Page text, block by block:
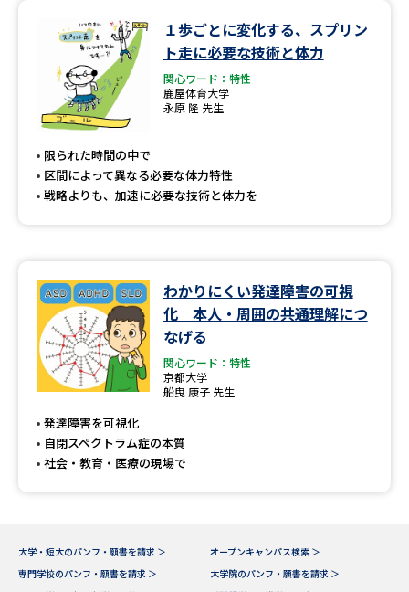
お支払いサイト
個人情報取扱規定
特定商取引表記
テレメール進学カタログ
訂正のご案内
１歩ごとに変化する、スプリン
ト走に必要な技術と体力
関心ワード：特性
鹿屋体育大学
永原 隆 先生
限られた時間の中で
区間によって異なる必要な体力特性
戦略よりも、加速に必要な技術と体力を
わかりにくい発達障害の可視
化 本人・周囲の共通理解につ
なげる
関心ワード：特性
京都大学
船曳 康子 先生
発達障害を可視化
自閉スペクトラム症の本質
社会・教育・医療の現場で
大学・短大のパンフ・願書を請求 ＞
オープンキャンパス検索 ＞
専門学校のパンフ・願書を請求 ＞
大学院のパンフ・願書を請求 ＞